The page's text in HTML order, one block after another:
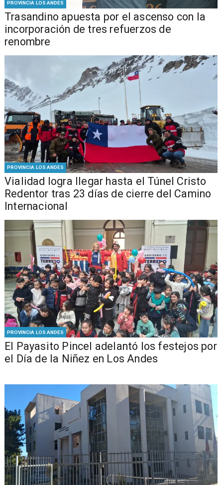
PROVINCIA LOS ANDES
Trasandino apuesta por el ascenso con la
incorporación de tres refuerzos de
renombre
PROVINCIA LOS ANDES
Vialidad logra llegar hasta el Túnel Cristo
Redentor tras 23 días de cierre del Camino
Internacional
PROVINCIA LOS ANDES
El Payasito Pincel adelantó los festejos por
el Día de la Niñez en Los Andes